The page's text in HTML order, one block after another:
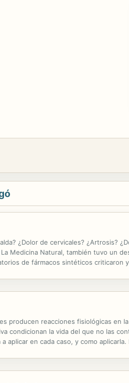
¿Dolor de cervicales? ¿Artrosis?
Medicina Natural, también tuvo un
de fármacos sintéticos
producen reacciones fisiológicas
condicionan la vida del que no las
aplicar en cada caso, y como